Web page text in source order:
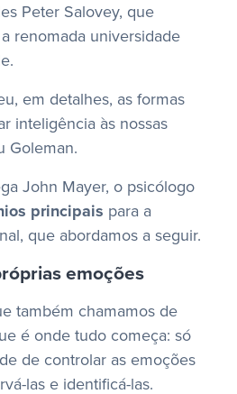
Peter Salovey, que
renomada universidade
em detalhes, as formas
inteligência às nossas
Goleman.
John Mayer, o psicólogo
principais para a
que abordamos a seguir.
emoções
também chamamos de
é onde tudo começa: só
de controlar as emoções
las e identificá-las.